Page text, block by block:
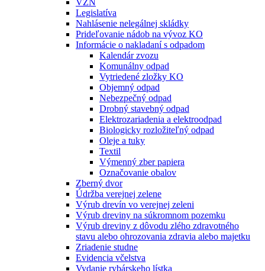
VZN
Legislatíva
Nahlásenie nelegálnej skládky
Prideľovanie nádob na vývoz KO
Informácie o nakladaní s odpadom
Kalendár zvozu
Komunálny odpad
Vytriedené zložky KO
Objemný odpad
Nebezpečný odpad
Drobný stavebný odpad
Elektrozariadenia a elektroodpad
Biologicky rozložiteľný odpad
Oleje a tuky
Textil
Výmenný zber papiera
Označovanie obalov
Zberný dvor
Údržba verejnej zelene
Výrub drevín vo verejnej zeleni
Výrub dreviny na súkromnom pozemku
Výrub dreviny z dôvodu zlého zdravotného
stavu alebo ohrozovania zdravia alebo majetku
Zriadenie studne
Evidencia včelstva
Vydanie rybárskeho lístka